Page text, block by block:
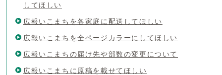
してほしい
広報いこまちを各家庭に配送してほしい
広報いこまちを全ページカラーにしてほしい
広報いこまちの届け先や部数の変更について
広報いこまちに原稿を載せてほしい